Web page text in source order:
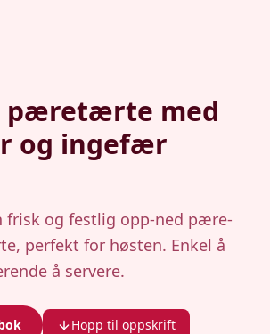
pæretærte med
og ingefær
frisk og festlig opp-ned pære-
perfekt for høsten. Enkel å
å servere.
Hopp til oppskrift